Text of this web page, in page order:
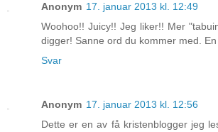
Anonym 17. januar 2013 kl. 12:49
Woohoo!! Juicy!! Jeg liker!! Mer
digger! Sanne ord du kommer med.
Svar
Anonym 17. januar 2013 kl. 12:56
Dette er en av få kristenblogger jeg